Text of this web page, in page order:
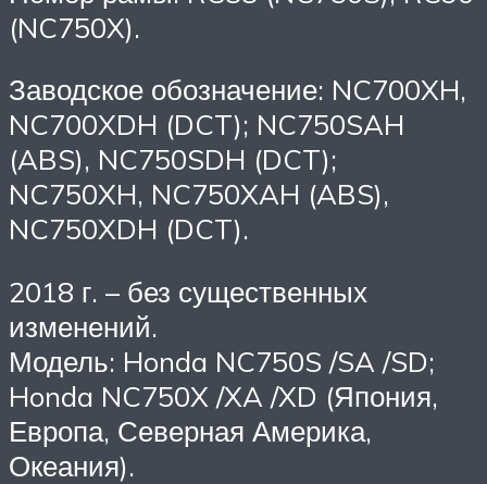
(NC750X).
Заводское обозначение: NC700XH,
NC700XDH (DCT); NC750SAH
(ABS), NC750SDH (DCT);
NC750XH, NC750XAH (ABS),
NC750XDH (DCT).
2018 г. – без существенных
изменений.
Модель: Honda NC750S /SA /SD;
Honda NC750X /XA /XD (Япония,
Европа, Северная Америка,
Океания).